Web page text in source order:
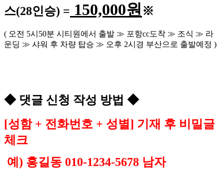
스(28인승) = 150,000원 ※
( 오전 5시 50분 시티원에서 출발 ≫ 포항cc도착 ≫ 조식 ≫ 라
운딩 ≫ 샤워 후 차량 탑승 ≫ 오후 2시경 부산으로 출발예정 )
◆ 댓글 신청 작성 방법 ◆
[성함 + 전화번호 + 성별] 기재 후 비밀글
체크
예 ) 홍길동 010-1234-5678 남자